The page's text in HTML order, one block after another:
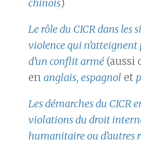
chinois)
Le rôle du CICR dans les
violence qui n’atteignent
d’un conflit armé (aussi
en anglais, espagnol et
Les démarches du CICR
violations du droit
humanitaire ou d’autres